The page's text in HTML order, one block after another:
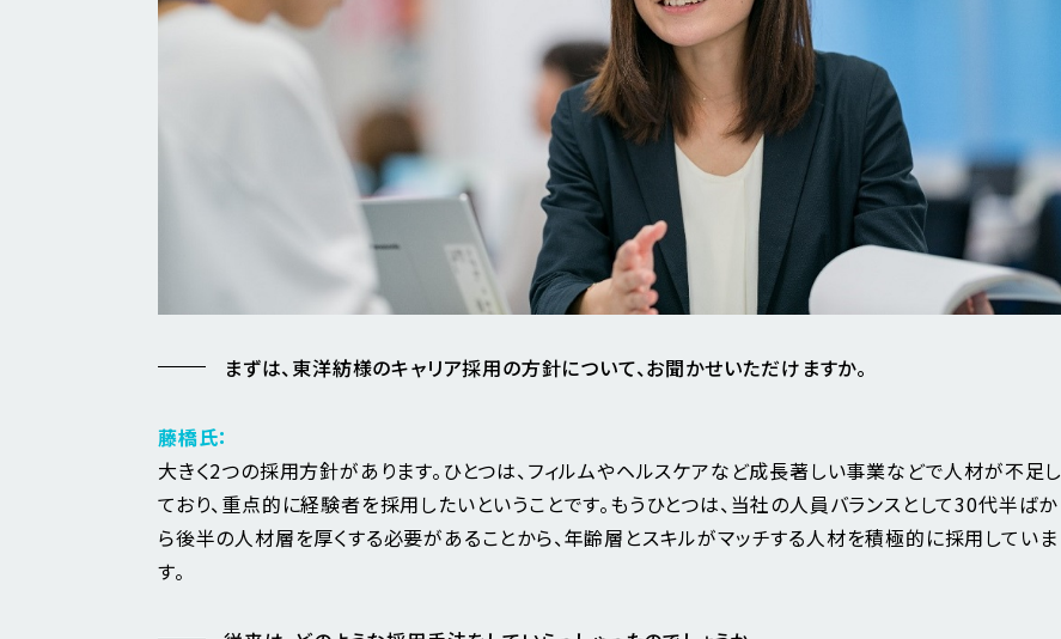
まずは、東洋紡様のキャリア採用の方針について、お聞かせいただけますか。
藤橋氏：
大きく2つの採用方針があります。ひとつは、フィルムやヘルスケアなど成長著しい事業などで人材が不足し
ており、重点的に経験者を採用したいということです。もうひとつは、当社の人員バランスとして30代半ばか
ら後半の人材層を厚くする必要があることから、年齢層とスキルがマッチする人材を積極的に採用していま
す。